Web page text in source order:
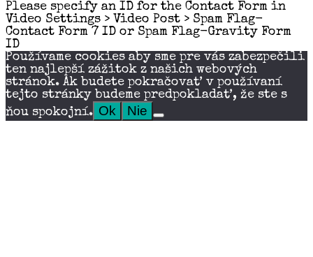
Please specify an ID for the Contact Form in
Video Settings > Video Post > Spam Flag-
Contact Form 7 ID or Spam Flag-Gravity Form
ID
Používame cookies aby sme pre vás zabezpečili
ten najlepší zážitok z našich webových
stránok. Ak budete pokračovať v používaní
tejto stránky budeme predpokladať, že ste s
ňou spokojní. Ok Nie